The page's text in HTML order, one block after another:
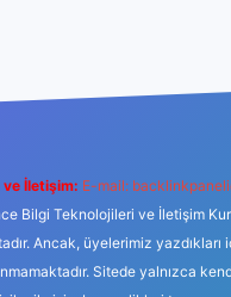
ve İletişim: E-mail:
Bilgi Teknolojileri ve İletişim
Ancak, üyelerimiz
Sitede yalnızca